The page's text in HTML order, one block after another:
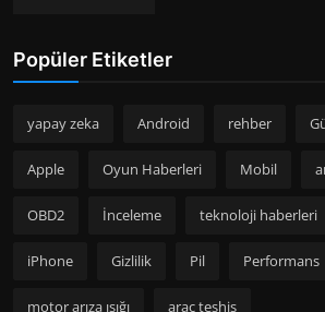
Popüler Etiketler
yapay zeka Android rehber
Apple Oyun Haberleri Mobil
OBD2 İnceleme teknoloji haberleri
iPhone Gizlilik Pil Performans
motor arıza ışığı araç teşhis